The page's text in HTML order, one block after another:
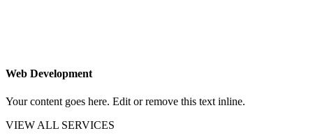
Web Development
Your content goes here. Edit or remove this text inline.
VIEW ALL SERVICES